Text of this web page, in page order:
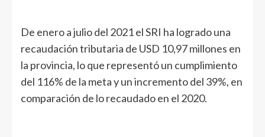
De enero a julio del 2021 el SRI ha logrado una
recaudación tributaria de USD 10,97 millones en
la provincia, lo que representó un cumplimiento
del 116% de la meta y un incremento del 39%, en
comparación de lo recaudado en el 2020.